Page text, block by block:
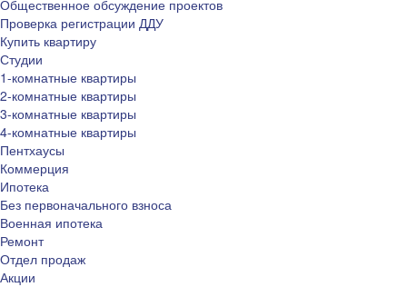
Общественное обсуждение проектов
Проверка регистрации ДДУ
Купить квартиру
Студии
1-комнатные квартиры
2-комнатные квартиры
3-комнатные квартиры
4-комнатные квартиры
Пентхаусы
Коммерция
Ипотека
Без первоначального взноса
Военная ипотека
Ремонт
Отдел продаж
Акции